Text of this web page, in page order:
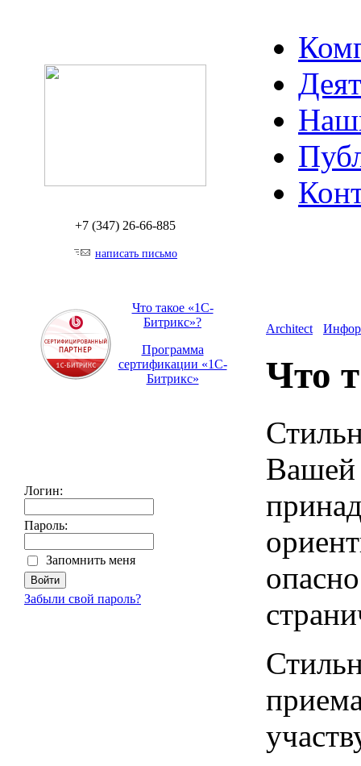
+7 (347) 26-66-885
написать письмо
Что такое «1С-
Битрикс»?
Программа
сертификации «1С-
Битрикс»
Логин:
Пароль:
Запомнить меня
Забыли свой пароль?
Architect
Что
Вашей